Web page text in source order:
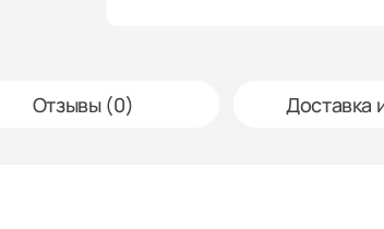
Отзывы (0) Доставка